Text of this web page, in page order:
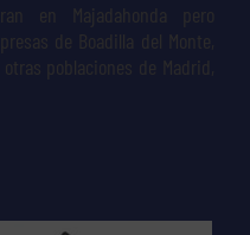
en Majadahonda pero
de Boadilla del Monte,
poblaciones de Madrid,